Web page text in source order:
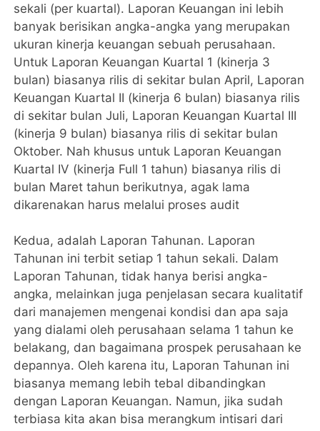
sekali (per kuartal). Laporan Keuangan ini lebih
banyak berisikan angka-angka yang merupakan
ukuran kinerja keuangan sebuah perusahaan.
Untuk Laporan Keuangan Kuartal 1 (kinerja 3
bulan) biasanya rilis di sekitar bulan April, Laporan
Keuangan Kuartal II (kinerja 6 bulan) biasanya rilis
di sekitar bulan Juli, Laporan Keuangan Kuartal III
(kinerja 9 bulan) biasanya rilis di sekitar bulan
Oktober. Nah khusus untuk Laporan Keuangan
Kuartal IV (kinerja Full 1 tahun) biasanya rilis di
bulan Maret tahun berikutnya, agak lama
dikarenakan harus melalui proses audit
Kedua, adalah Laporan Tahunan. Laporan
Tahunan ini terbit setiap 1 tahun sekali. Dalam
Laporan Tahunan, tidak hanya berisi angka-
angka, melainkan juga penjelasan secara kualitatif
dari manajemen mengenai kondisi dan apa saja
yang dialami oleh perusahaan selama 1 tahun ke
belakang, dan bagaimana prospek perusahaan ke
depannya. Oleh karena itu, Laporan Tahunan ini
biasanya memang lebih tebal dibandingkan
dengan Laporan Keuangan. Namun, jika sudah
terbiasa kita akan bisa merangkum intisari dari